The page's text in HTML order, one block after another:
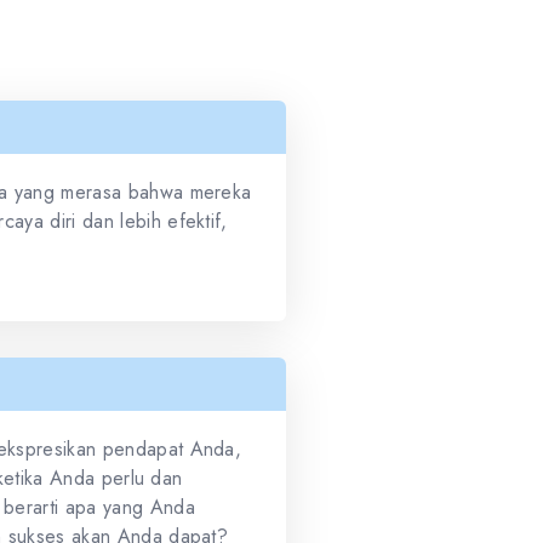
yang merasa bahwa mereka
diri dan lebih efektif,
pendapat Anda,
Anda perlu dan
apa yang Anda
akan Anda dapat?